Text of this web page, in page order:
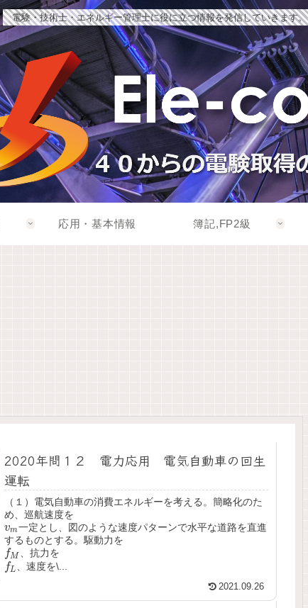
電験・技術士・エネルギー管理士に役に立つ情報を発信していきます。
応用・基本情報 簿記,FP2級
2020年問１２ 電力応用 電気自動車の回生
運転
（１）電気自動車の消費エネルギーを考える。簡略化のた
め、巡航速度を
vm
vm一定とし、図のような速度パターンで水平な道路を直進
するものとする。駆動力を
fM
fM
、抗力を
fL
fL 、速度を\...
2021.09.26